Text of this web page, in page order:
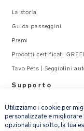
La storia
Guida passeggini
Premi
Prodotti certificati
Tavo Pets | Seggiolini
Supporto
email address
Utilizziamo i cookie per
personalizzate e
opzionali qui sotto, la tua